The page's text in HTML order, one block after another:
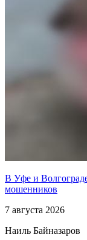
В Уфе и
мошенников
7 августа 2026
Наиль Байназаров